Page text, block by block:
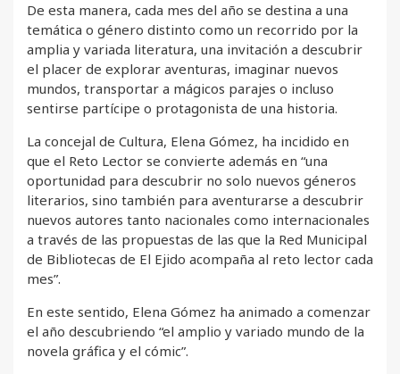
De esta manera, cada mes del año se destina a una
temática o género distinto como un recorrido por la
amplia y variada literatura, una invitación a descubrir
el placer de explorar aventuras, imaginar nuevos
mundos, transportar a mágicos parajes o incluso
sentirse partícipe o protagonista de una historia.
La concejal de Cultura, Elena Gómez, ha incidido en
que el Reto Lector se convierte además en “una
oportunidad para descubrir no solo nuevos géneros
literarios, sino también para aventurarse a descubrir
nuevos autores tanto nacionales como internacionales
a través de las propuestas de las que la Red Municipal
de Bibliotecas de El Ejido acompaña al reto lector cada
mes”.
En este sentido, Elena Gómez ha animado a comenzar
el año descubriendo “el amplio y variado mundo de la
novela gráfica y el cómic”.